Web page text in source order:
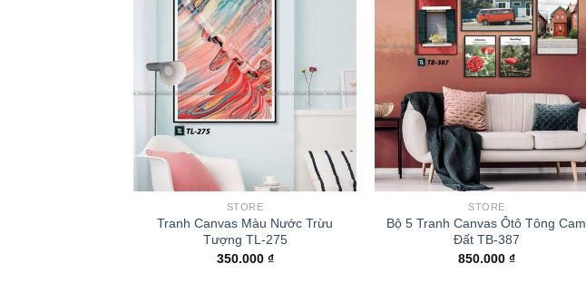
STORE
Tranh Canvas Màu Nước Trừu
Tượng TL-275
350.000 ₫
STORE
Bộ 5 Tranh Canvas Ôtô Tông Cam
Đất TB-387
850.000 ₫